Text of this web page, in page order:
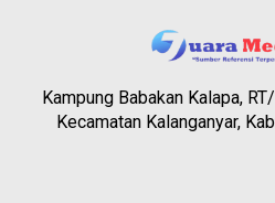
Kampung Babakan Kalapa,
Kecamatan Kalanganyar,